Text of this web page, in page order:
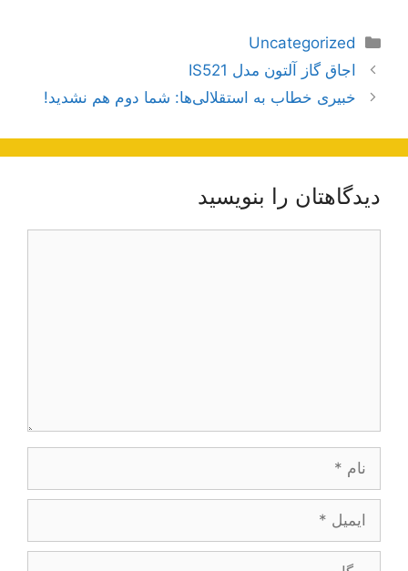
دسته‌ها
Uncategorized
ناوبری
نوشته‌ها
اجاق گاز آلتون مدل IS521
خبیری خطاب به استقلالی‌ها: شما دوم هم نشدید!
دیدگاهتان را بنویسید